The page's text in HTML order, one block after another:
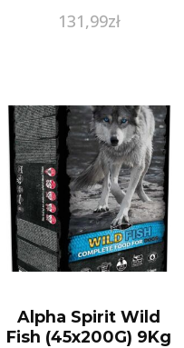
131,99zł
Alpha Spirit Wild
Fish (45x200G) 9Kg